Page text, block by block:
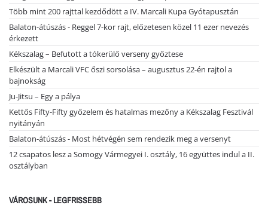
Több mint 200 rajttal kezdődött a IV. Marcali Kupa Gyótapusztán
Balaton-átúszás - Reggel 7-kor rajt, előzetesen közel 11 ezer nevezés
érkezett
Kékszalag – Befutott a tókerülő verseny győztese
Elkészült a Marcali VFC őszi sorsolása – augusztus 22-én rajtol a
bajnokság
Ju-Jitsu – Egy a pálya
Kettős Fifty-Fifty győzelem és hatalmas mezőny a Kékszalag Fesztivál
nyitányán
Balaton-átúszás - Most hétvégén sem rendezik meg a versenyt
12 csapatos lesz a Somogy Vármegyei I. osztály, 16 együttes indul a II.
osztályban
VÁROSUNK - LEGFRISSEBB